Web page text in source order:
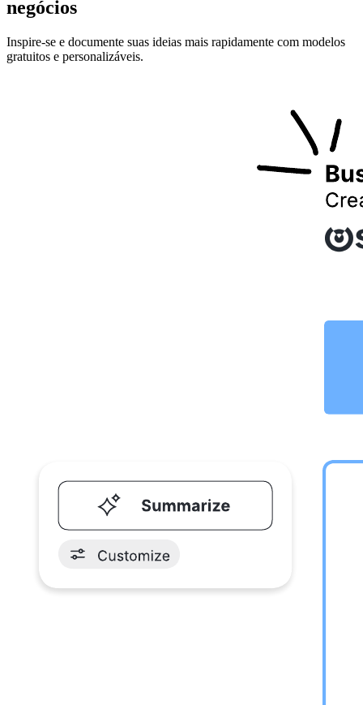
negócios
Inspire-se e documente suas ideias mais rapidamente com modelos
gratuitos e personalizáveis.